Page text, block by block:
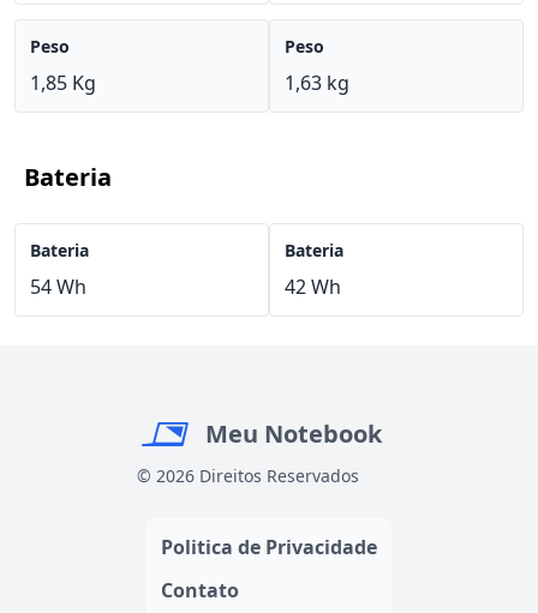
Peso
1,85 Kg
Peso
1,63 kg
Bateria
Bateria
54 Wh
Bateria
42 Wh
Meu Notebook
© 2026 Direitos Reservados
Politica de Privacidade
Contato